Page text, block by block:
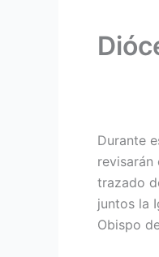
Durante
trazado
juntos la
Obispo